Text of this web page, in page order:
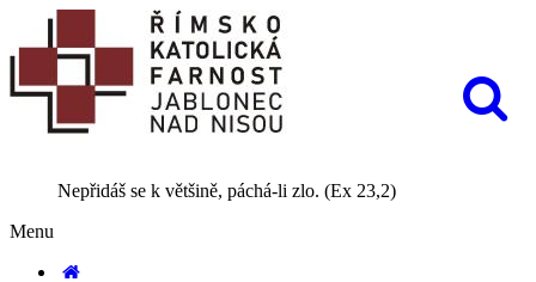
Nepřidáš se k většině, páchá-li zlo. (Ex 23,2)
Menu